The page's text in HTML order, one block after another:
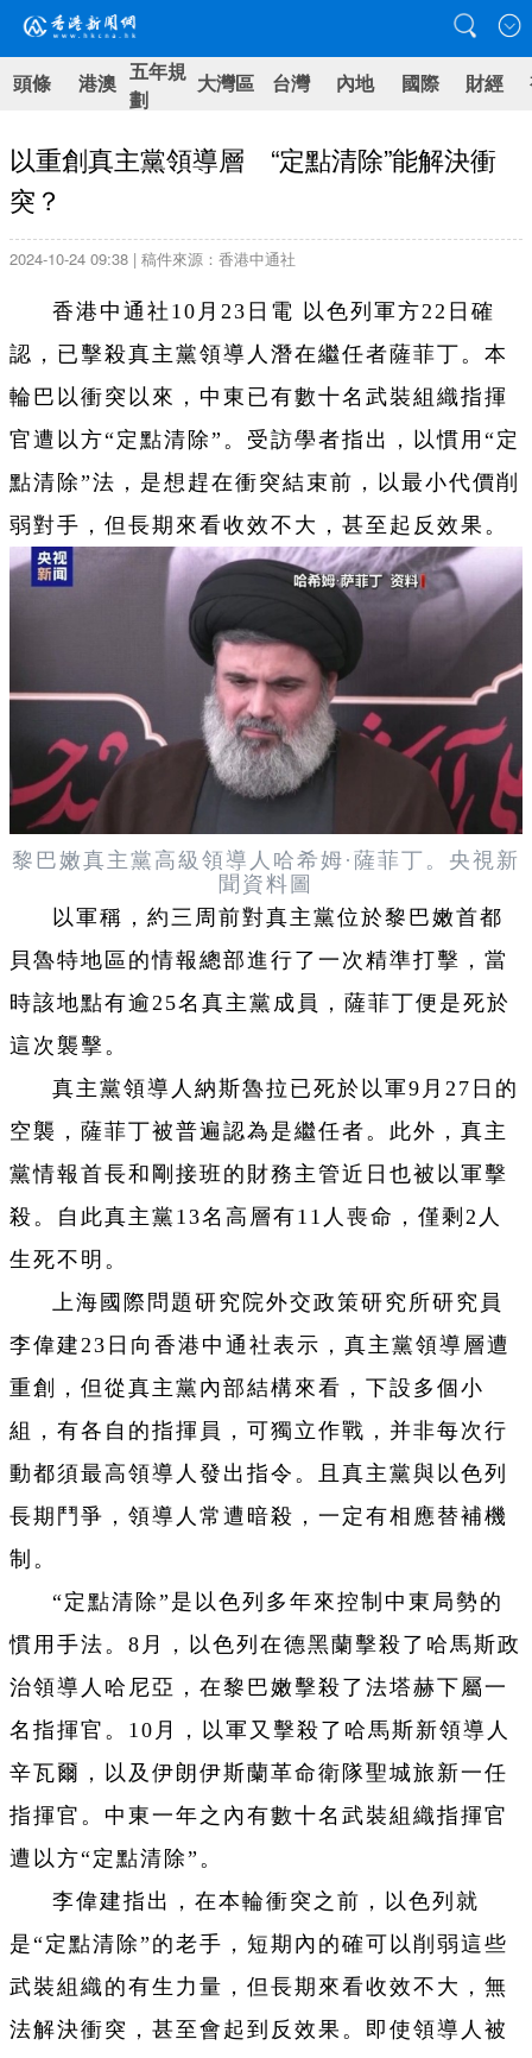
頭條 港澳 五年規
劃
大灣區 台灣 內地 國際 財經
以重創真主黨領導層 “定點清除”能解決衝
突？
2024-10-24 09:38 | 稿件來源：香港中通社
香港中通社10月23日電 以色列軍方22日確
認，已擊殺真主黨領導人潛在繼任者薩菲丁。本
輪巴以衝突以來，中東已有數十名武裝組織指揮
官遭以方“定點清除”。受訪學者指出，以慣用“定
點清除”法，是想趕在衝突結束前，以最小代價削
弱對手，但長期來看收效不大，甚至起反效果。
黎巴嫩真主黨高級領導人哈希姆·薩菲丁。央視新
聞資料圖
以軍稱，約三周前對真主黨位於黎巴嫩首都
貝魯特地區的情報總部進行了一次精準打擊，當
時該地點有逾25名真主黨成員，薩菲丁便是死於
這次襲擊。
真主黨領導人納斯魯拉已死於以軍9月27日的
空襲，薩菲丁被普遍認為是繼任者。此外，真主
黨情報首長和剛接班的財務主管近日也被以軍擊
殺。自此真主黨13名高層有11人喪命，僅剩2人
生死不明。
上海國際問題研究院外交政策研究所研究員
李偉建23日向香港中通社表示，真主黨領導層遭
重創，但從真主黨內部結構來看，下設多個小
組，有各自的指揮員，可獨立作戰，并非每次行
動都須最高領導人發出指令。且真主黨與以色列
長期鬥爭，領導人常遭暗殺，一定有相應替補機
制。
“定點清除”是以色列多年來控制中東局勢的
慣用手法。8月，以色列在德黑蘭擊殺了哈馬斯政
治領導人哈尼亞，在黎巴嫩擊殺了法塔赫下屬一
名指揮官。10月，以軍又擊殺了哈馬斯新領導人
辛瓦爾，以及伊朗伊斯蘭革命衛隊聖城旅新一任
指揮官。中東一年之內有數十名武裝組織指揮官
遭以方“定點清除”。
李偉建指出，在本輪衝突之前，以色列就
是“定點清除”的老手，短期內的確可以削弱這些
武裝組織的有生力量，但長期來看收效不大，無
法解決衝突，甚至會起到反效果。即使領導人被